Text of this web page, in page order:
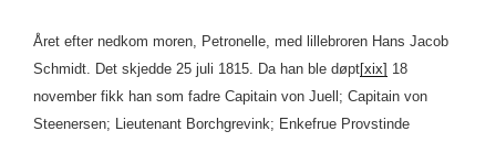
Året efter nedkom moren, Petronelle, med lillebroren Hans Jacob
Schmidt. Det skjedde 25 juli 1815. Da han ble døpt[xix] 18
november fikk han som fadre Capitain von Juell; Capitain von
Steenersen; Lieutenant Borchgrevink; Enkefrue Provstinde